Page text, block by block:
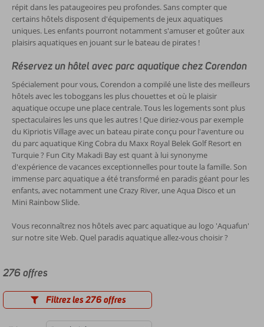
répit dans les pataugeoires peu profondes. Sans compter que
certains hôtels disposent d'équipements de jeux aquatiques
uniques. Les enfants pourront notamment s'amuser et goûter aux
plaisirs aquatiques en jouant sur le bateau de pirates !
Réservez un hôtel avec parc aquatique chez Corendon
Spécialement pour vous, Corendon a compilé une liste des meilleurs
hôtels avec les toboggans les plus chouettes et où le plaisir
aquatique occupe une place centrale. Tous les logements sont plus
spectaculaires les uns que les autres ! Que diriez-vous par exemple
du Kipriotis Village avec un bateau pirate conçu pour l'aventure ou
du parc aquatique King Cobra du Maxx Royal Belek Golf Resort en
Turquie ? Fun City Makadi Bay est quant à lui synonyme
d'expérience de vacances exceptionnelles pour toute la famille. Son
immense parc aquatique a été transformé en paradis géant pour les
enfants, avec notamment une Crazy River, une Aqua Disco et un
Mini Rainbow Slide.
Vous reconnaîtrez nos hôtels avec parc aquatique au logo 'Aquafun'
sur notre site Web. Quel paradis aquatique allez-vous choisir ?
276 offres
Filtrez les 276 offres